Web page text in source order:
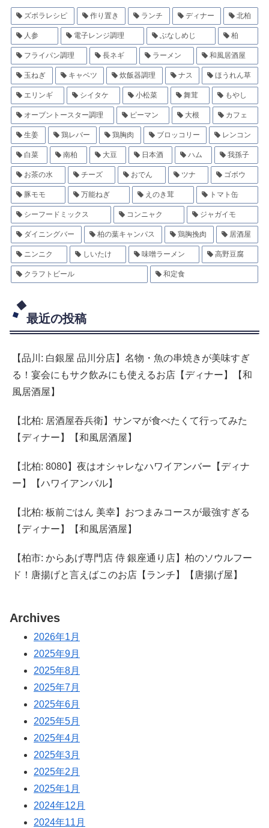
ズボラレシピ 作り置き ランチ ディナー 北柏
人参 電子レンジ調理 ぶなしめじ 柏
フライパン調理 長ネギ ラーメン 和風居酒屋
玉ねぎ キャベツ 炊飯器調理 ナス ほうれん草
エリンギ シイタケ 小松菜 舞茸 もやし
オーブントースター調理 ピーマン 大根 カフェ
生姜 鶏レバー 鶏胸肉 ブロッコリー レンコン
白菜 南柏 大豆 日本酒 ハム 我孫子
お茶の水 チーズ おでん ツナ ゴボウ
豚モモ 万能ねぎ えのき茸 トマト缶
シーフードミックス コンニャク ジャガイモ
ダイニングバー 柏の葉キャンパス 鶏胸挽肉 居酒屋
ニンニク しいたけ 味噌ラーメン 高野豆腐
クラフトビール 和定食
最近の投稿
【品川: 白銀屋 品川分店】名物・魚の串焼きが美味すぎ
る！宴会にもサク飲みにも使えるお店【ディナー】【和
風居酒屋】
【北柏: 居酒屋吞兵衛】サンマが食べたくて行ってみた
【ディナー】【和風居酒屋】
【北柏: 8080】夜はオシャレなハワイアンバー【ディナ
ー】【ハワイアンバル】
【北柏: 板前ごはん 美幸】おつまみコースが最強すぎる
【ディナー】【和風居酒屋】
【柏市: からあげ専門店 侍 銀座通り店】柏のソウルフー
ド！唐揚げと言えばこのお店【ランチ】【唐揚げ屋】
Archives
2026年1月
2025年9月
2025年8月
2025年7月
2025年6月
2025年5月
2025年4月
2025年3月
2025年2月
2025年1月
2024年12月
2024年11月